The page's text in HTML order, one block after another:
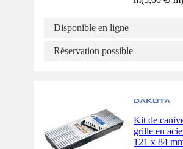
Disponible en ligne
Réservation possible
Kit de
grille en
121 x 84